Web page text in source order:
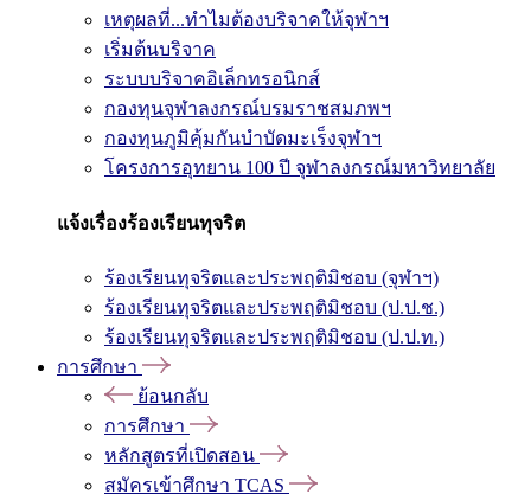
เหตุผลที่...ทำไมต้องบริจาคให้จุฬาฯ
เริ่มต้นบริจาค
ระบบบริจาคอิเล็กทรอนิกส์
กองทุนจุฬาลงกรณ์บรมราชสมภพฯ
กองทุนภูมิคุ้มกันบำบัดมะเร็งจุฬาฯ
โครงการอุทยาน 100 ปี จุฬาลงกรณ์มหาวิทยาลัย
แจ้งเรื่องร้องเรียนทุจริต
ร้องเรียนทุจริตและประพฤติมิชอบ (จุฬาฯ)
ร้องเรียนทุจริตและประพฤติมิชอบ (ป.ป.ช.)
ร้องเรียนทุจริตและประพฤติมิชอบ (ป.ป.ท.)
การศึกษา
ย้อนกลับ
การศึกษา
หลักสูตรที่เปิดสอน
สมัครเข้าศึกษา TCAS